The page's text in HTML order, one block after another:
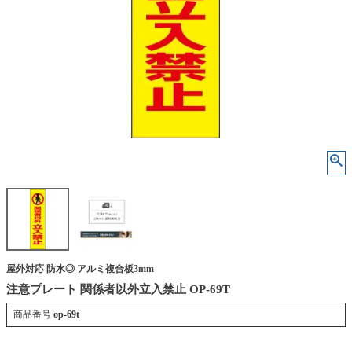
屋外対応 防水◎ アルミ複合板3mm
注意プレート 関係者以外立入禁止 OP-69T
商品番号 op-69t